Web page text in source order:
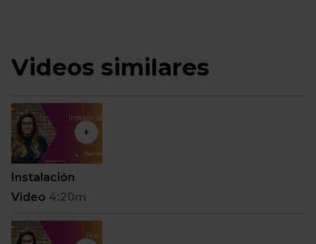
Videos similares
Instalación
Video 4:20m